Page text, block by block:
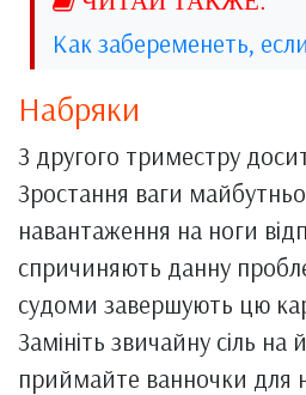
Как забеременеть,
Набряки
З другого триместру
Зростання ваги
навантаження на ноги
спричиняють данну
судоми завершують цю
Замініть звичайну сіль на
приймайте ванночки для